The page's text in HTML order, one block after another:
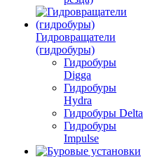
Гидровращатели
(гидробуры)
Гидробуры
Digga
Гидробуры
Hydra
Гидробуры Delta
Гидробуры
Impulse